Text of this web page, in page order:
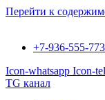
Перейти к
+7-936-555-
Icon-whatsapp Icon-
TG канал